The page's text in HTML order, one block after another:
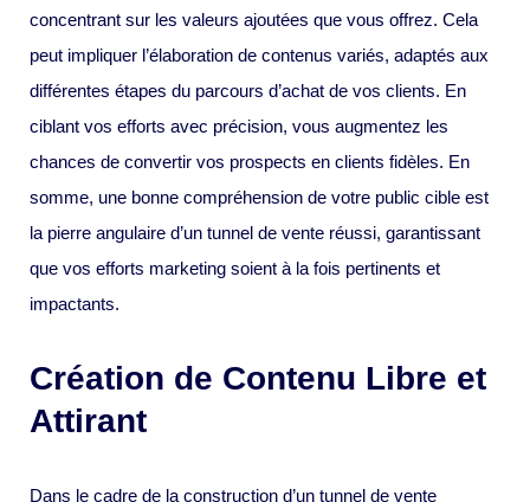
concentrant sur les valeurs ajoutées que vous offrez. Cela
peut impliquer l’élaboration de contenus variés, adaptés aux
différentes étapes du parcours d’achat de vos clients. En
ciblant vos efforts avec précision, vous augmentez les
chances de convertir vos prospects en clients fidèles. En
somme, une bonne compréhension de votre public cible est
la pierre angulaire d’un tunnel de vente réussi, garantissant
que vos efforts marketing soient à la fois pertinents et
impactants.
Création de Contenu Libre et
Attirant
Dans le cadre de la construction d’un tunnel de vente